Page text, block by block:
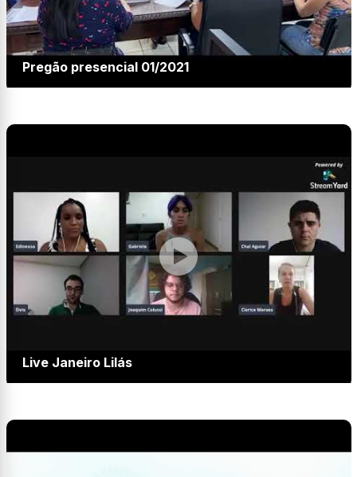
Pregão presencial 01/2021
Live Janeiro Lilás